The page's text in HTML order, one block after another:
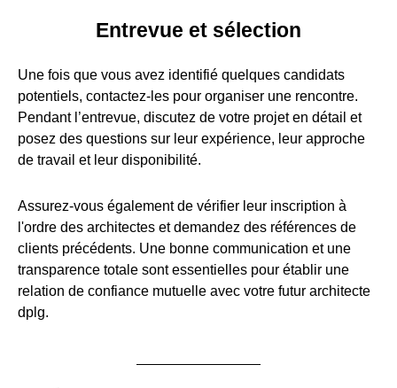
Entrevue et sélection
Une fois que vous avez identifié quelques candidats
potentiels, contactez-les pour organiser une rencontre.
Pendant l’entrevue, discutez de votre projet en détail et
posez des questions sur leur expérience, leur approche
de travail et leur disponibilité.
Assurez-vous également de vérifier leur inscription à
l'ordre des architectes et demandez des références de
clients précédents. Une bonne communication et une
transparence totale sont essentielles pour établir une
relation de confiance mutuelle avec votre futur architecte
dplg.